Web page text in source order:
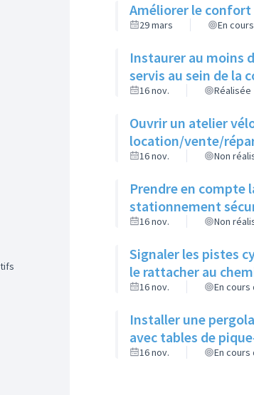
Améliorer le confort
29 mars En
Instaurer au moins
servis au sein de la
16 nov. Réalisée
Ouvrir un atelier
location/vente/
16 nov. Non
Prendre en compte
stationnement
16 nov. Non
Signaler les pistes
le rattacher au
16 nov. En
Installer une
avec tables de
16 nov. En